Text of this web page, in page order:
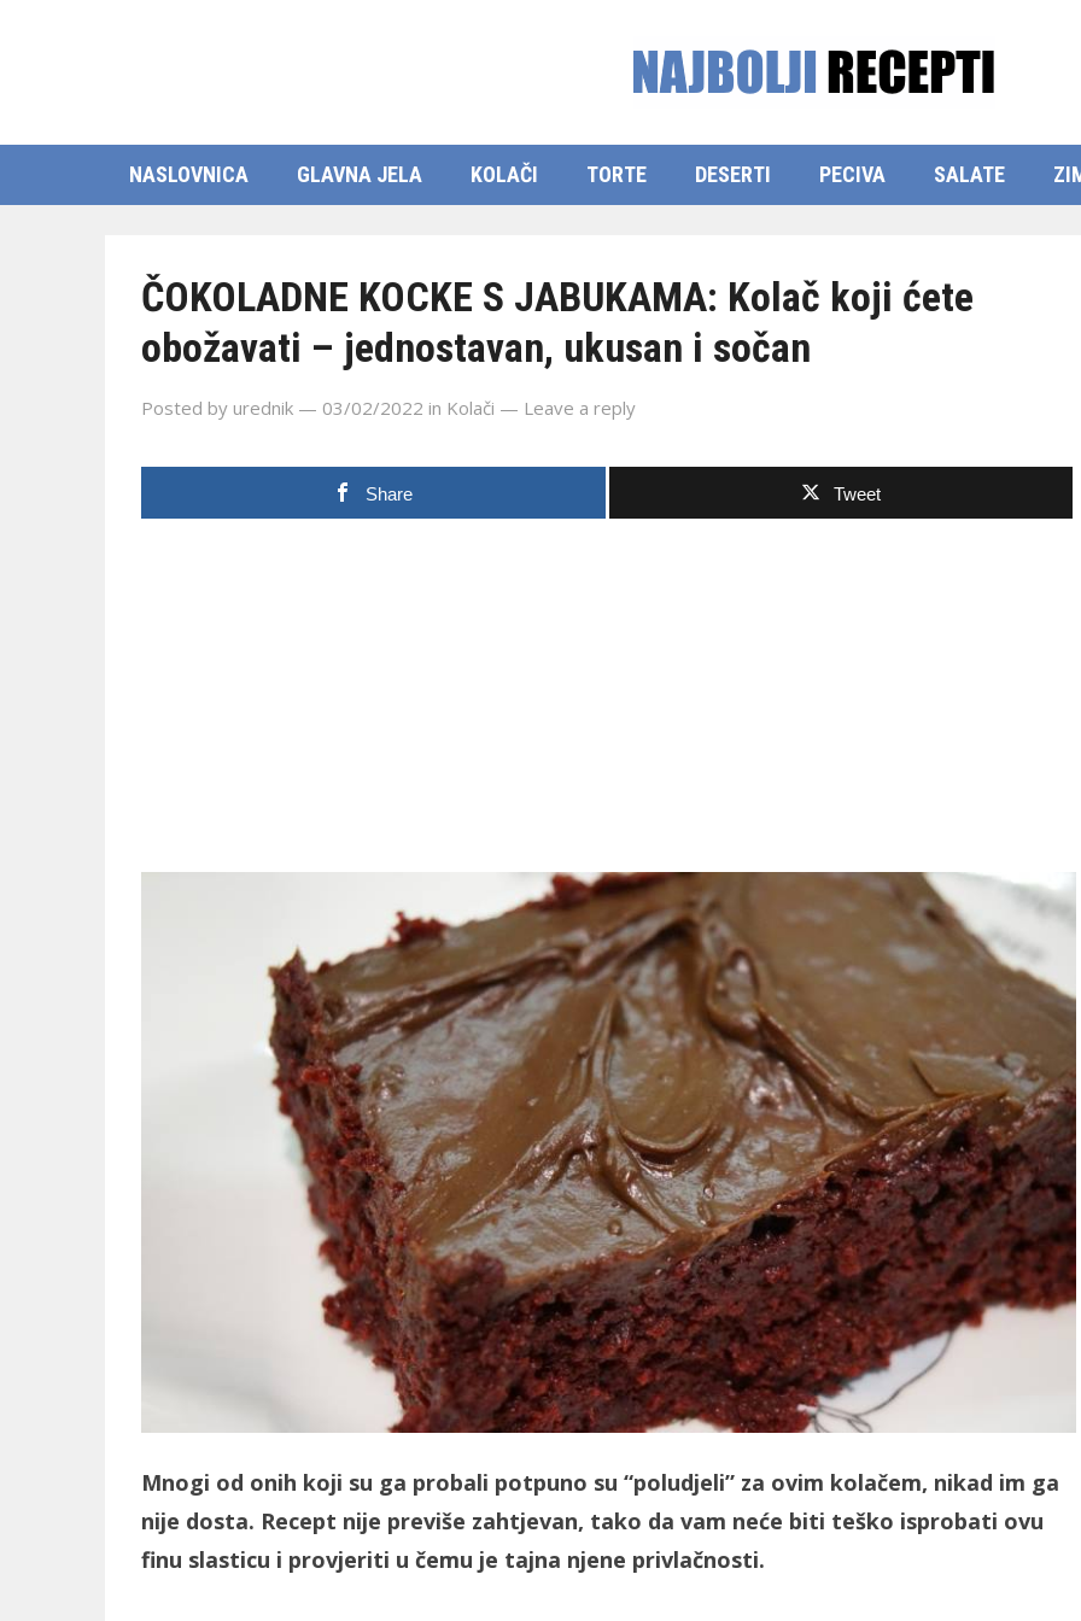
NASLOVNICA GLAVNA JELA KOLAČI TORTE DESERTI PECIVA SALATE
ČOKOLADNE KOCKE S JABUKAMA: Kolač koji ćete
obožavati – jednostavan, ukusan i sočan
Posted by urednik — 03/02/2022 in Kolači — Leave a reply
Share Tweet
Mnogi od onih koji su ga probali potpuno su “poludjeli” za ovim kolačem, nikad im ga
nije dosta. Recept nije previše zahtjevan, tako da vam neće biti teško isprobati ovu
finu slasticu i provjeriti u čemu je tajna njene privlačnosti.